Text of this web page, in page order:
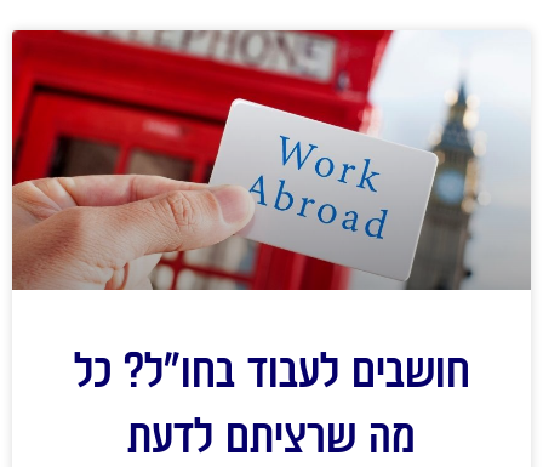
חושבים לעבוד בחו"ל? כל
מה שרציתם לדעת